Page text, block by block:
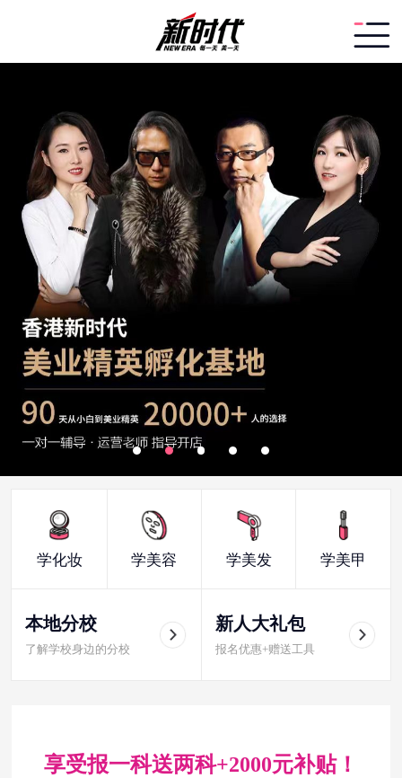
学化妆 学美容 学美发 学美甲
本地分校
了解学校身边的分校
新人大礼包
报名优惠+赠送工具
享受报一科送两科+2000元补贴！